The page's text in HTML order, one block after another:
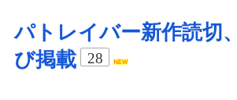
パトレイバー新作読切
び掲載
28